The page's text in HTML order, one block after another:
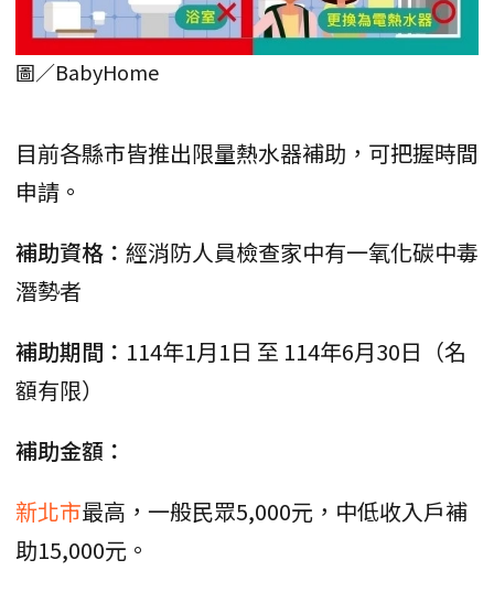
圖／BabyHome
目前各縣市皆推出限量熱水器補助，可把握時間
申請。
補助資格： 經消防人員檢查家中有一氧化碳中毒
潛勢者
補助期間： 114年1月1日 至 114年6月30日（名
額有限）
補助金額：
新北市最高，一般民眾5,000元，中低收入戶補
助15,000元。